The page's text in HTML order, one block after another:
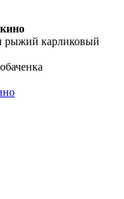
рыжий карликовый